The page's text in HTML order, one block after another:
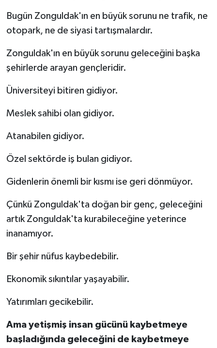
Bugün Zonguldak'ın en büyük sorunu ne trafik, ne
otopark, ne de siyasi tartışmalardır.
Zonguldak'ın en büyük sorunu geleceğini başka
şehirlerde arayan gençleridir.
Üniversiteyi bitiren gidiyor.
Meslek sahibi olan gidiyor.
Atanabilen gidiyor.
Özel sektörde iş bulan gidiyor.
Gidenlerin önemli bir kısmı ise geri dönmüyor.
Çünkü Zonguldak'ta doğan bir genç, geleceğini
artık Zonguldak'ta kurabileceğine yeterince
inanamıyor.
Bir şehir nüfus kaybedebilir.
Ekonomik sıkıntılar yaşayabilir.
Yatırımları gecikebilir.
Ama yetişmiş insan gücünü kaybetmeye
başladığında geleceğini de kaybetmeye